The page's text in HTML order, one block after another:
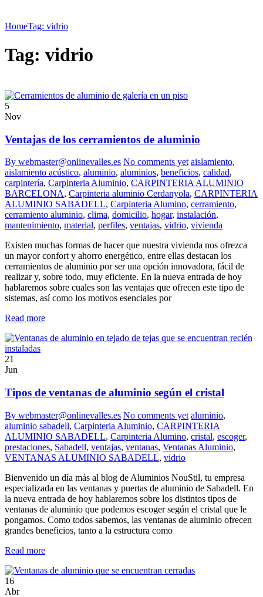
HomeTag: vidrio
Tag: vidrio
5
Nov
Ventajas de los cerramientos de aluminio
By webmaster@onlinevalles.es No comments yet aislamiento,
aislamiento acústico, aluminio, aluminios, beneficios, calidad,
carpintería, Carpinteria Aluminio, CARPINTERIA ALUMINIO
BARCELONA, Carpinteria aluminio Cerdanyola, CARPINTERIA
ALUMINIO SABADELL, Carpinteria Alumino, cerramiento,
cerramiento aluminio, clima, domicilio, hogar, instalación,
mantenimiento, material, perfiles, ventajas, vidrio, vivienda
Existen muchas formas de hacer que nuestra vivienda nos ofrezca
un mayor confort y ahorro energético, entre ellas destacan los
cerramientos de aluminio por ser una opción innovadora, fácil de
realizar y, sobre todo, muy eficiente. En la nueva entrada de hoy
hablaremos sobre cuales son las ventajas que ofrecen este tipo de
sistemas, así como los motivos esenciales por
Read more
21
Jun
Tipos de ventanas de aluminio según el cristal
By webmaster@onlinevalles.es No comments yet aluminio,
aluminio sabadell, Carpinteria Aluminio, CARPINTERIA
ALUMINIO SABADELL, Carpinteria Alumino, cristal, escoger,
prestaciones, Sabadell, ventajas, ventanas, Ventanas Aluminio,
VENTANAS ALUMINIO SABADELL, vidrio
Bienvenido un día más al blog de Aluminios NouStil, tu empresa
especializada en las ventanas y puertas de aluminio de Sabadell. En
la nueva entrada de hoy hablaremos sobre los distintos tipos de
ventanas de aluminio que podemos escoger según el cristal que le
pongamos. Como todos sabemos, las ventanas de aluminio ofrecen
grandes beneficios, tanto a la estructura como
Read more
16
Abr